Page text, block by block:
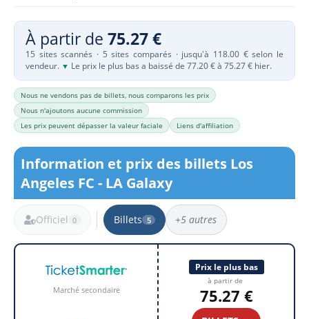
À partir de 75.27 €
15 sites scannés · 5 sites comparés · jusqu'à 118.00 € selon le
vendeur. ▼ Le prix le plus bas a baissé de 77.20 € à 75.27 € hier.
Nous ne vendons pas de billets, nous comparons les prix
Nous n'ajoutons aucune commission
Les prix peuvent dépasser la valeur faciale
Liens d'affiliation
Information et prix des billets Los
Angeles FC - LA Galaxy
Officiel 0 Billets 5 +5 autres
5 résultats
Marché secondaire
Prix le plus bas
à partir de
75.27 €